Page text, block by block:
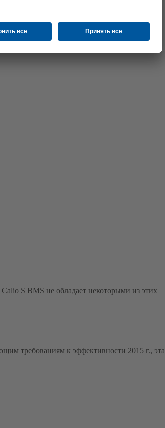
S BMS не обладает некоторыми из этих
требованиям к эффективности 2015 г., эта